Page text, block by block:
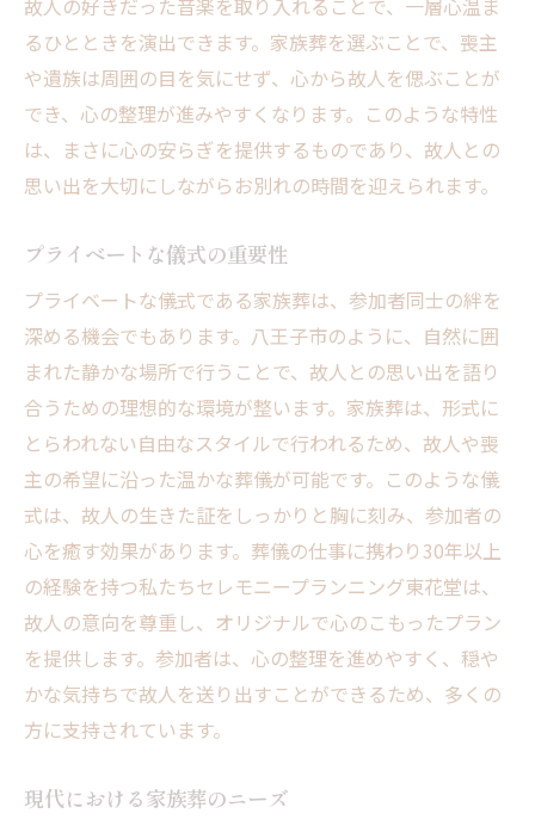
故人の好きだった音楽を取り入れることで、一層心温ま
るひとときを演出できます。家族葬を選ぶことで、喪主
や遺族は周囲の目を気にせず、心から故人を偲ぶことが
でき、心の整理が進みやすくなります。このような特性
は、まさに心の安らぎを提供するものであり、故人との
思い出を大切にしながらお別れの時間を迎えられます。
プライベートな儀式の重要性
プライベートな儀式である家族葬は、参加者同士の絆を
深める機会でもあります。八王子市のように、自然に囲
まれた静かな場所で行うことで、故人との思い出を語り
合うための理想的な環境が整います。家族葬は、形式に
とらわれない自由なスタイルで行われるため、故人や喪
主の希望に沿った温かな葬儀が可能です。このような儀
式は、故人の生きた証をしっかりと胸に刻み、参加者の
心を癒す効果があります。葬儀の仕事に携わり30年以上
の経験を持つ私たちセレモニープランニング東花堂は、
故人の意向を尊重し、オリジナルで心のこもったプラン
を提供します。参加者は、心の整理を進めやすく、穏や
かな気持ちで故人を送り出すことができるため、多くの
方に支持されています。
現代における家族葬のニーズ